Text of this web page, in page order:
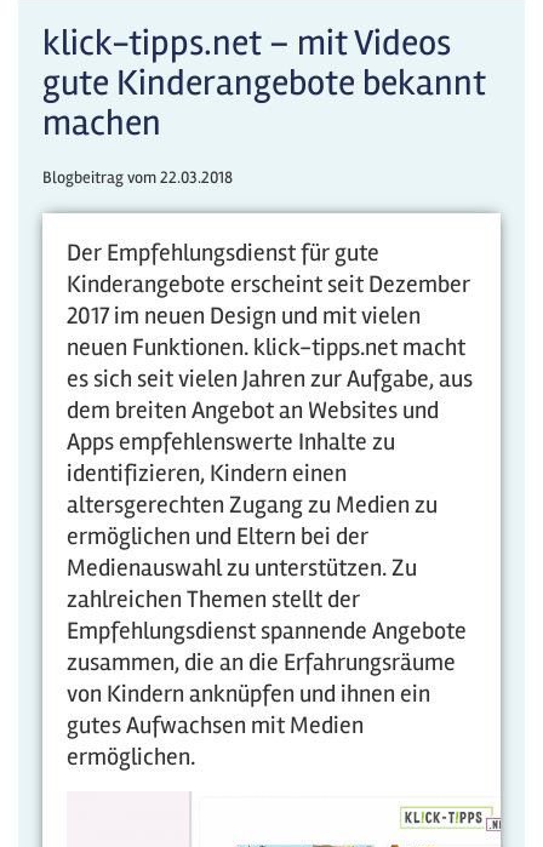
klick-tipps.net – mit Videos
gute Kinderangebote bekannt
machen
Blogbeitrag vom22.03.2018
Der Empfehlungsdienst für gute
Kinderangebote erscheint seit Dezember
2017 im neuen Design und mit vielen
neuen Funktionen. klick-tipps.net macht
es sich seit vielen Jahren zur Aufgabe, aus
dem breiten Angebot an Websites und
Apps empfehlenswerte Inhalte zu
identifizieren, Kindern einen
altersgerechten Zugang zu Medien zu
ermöglichen und Eltern bei der
Medienauswahl zu unterstützen. Zu
zahlreichen Themen stellt der
Empfehlungsdienst spannende Angebote
zusammen, die an die Erfahrungsräume
von Kindern anknüpfen und ihnen ein
gutes Aufwachsen mit Medien
ermöglichen.